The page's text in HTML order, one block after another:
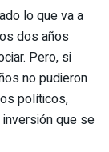
lo que va a
dos años
Pero, si
no pudieron
políticos,
que se